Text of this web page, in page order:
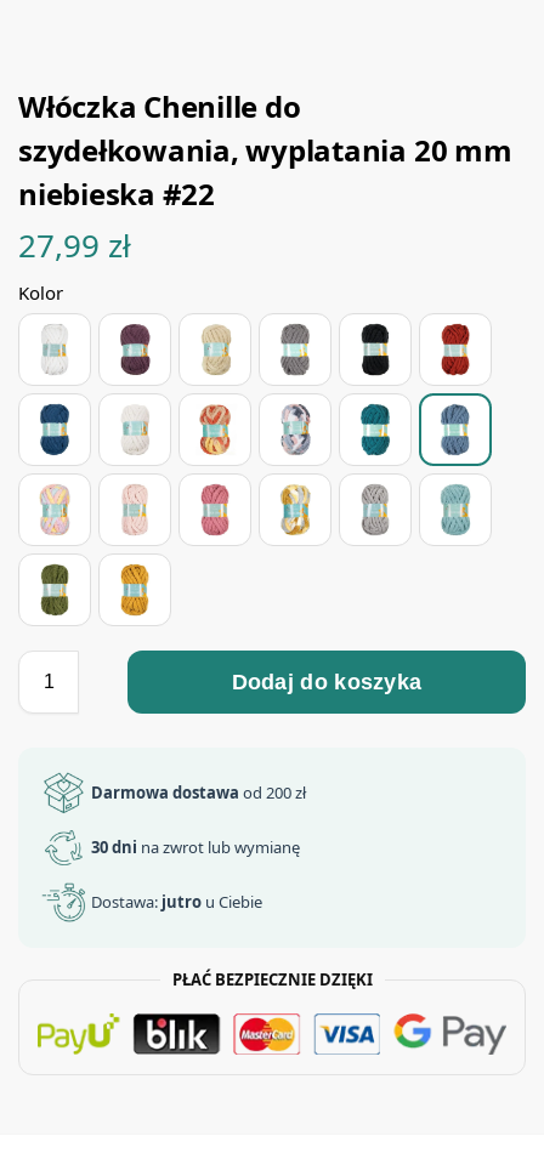
Włóczka Chenille do
szydełkowania, wyplatania 20 mm
niebieska #22
27,99 zł
Kolor
Dodaj do koszyka
Darmowa dostawa od 200 zł
30 dni na zwrot lub wymianę
Dostawa: jutro u Ciebie
PŁAĆ BEZPIECZNIE DZIĘKI